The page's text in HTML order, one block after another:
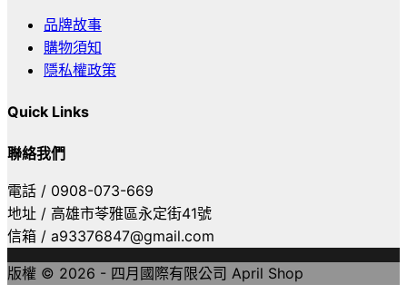
品牌故事
購物須知
隱私權政策
Quick Links
聯絡我們
電話 / 0908-073-669
地址 / 高雄市苓雅區永定街41號
信箱 / a93376847@gmail.com
版權 © 2026 - 四月國際有限公司 April Shop